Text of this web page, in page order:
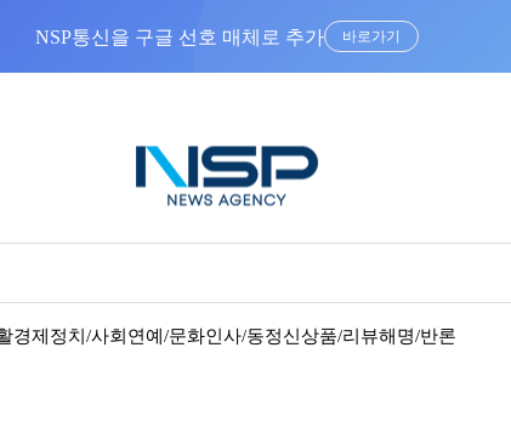
NSP통신을 구글 선호 매체로 추가 바로가기
경제 정치/사회 연예/문화인사/동정신상품/리뷰해명/반론